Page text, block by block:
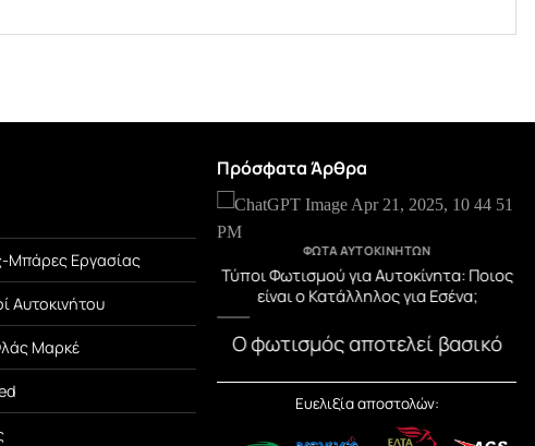
Μπάρες Εργασίας
Αυτοκινήτου
Μαρκέ
Πρόσφατα Άρθρα
ΦΏΤΑ ΑΥΤΟΚΙΝΉΤΩΝ
Τύποι Φωτισμού για Αυτοκίνητα: Ποιος
είναι ο Κατάλληλος για Εσένα;
Ο φωτισμός αποτελεί βασικό
στοιχείο ασφάλειας στο
αυτοκίνητο. Εκτός από την
ορατότητα, [...]
UNCATEGORIZED
Μεμβράνη PPF! Η Αόρατη
του Αυτοκινήτου σου.
Μεμβράνη PPF; Η PPF
Film) είναι μια
[...]
Ευελιξία αποστολών: